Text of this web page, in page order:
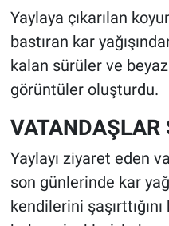
Yaylaya çıkarılan
bastıran kar
kalan sürüler ve
görüntüler oluşturdu.
VATANDAŞLAR
Yaylayı ziyaret eden
son günlerinde kar
kendilerini